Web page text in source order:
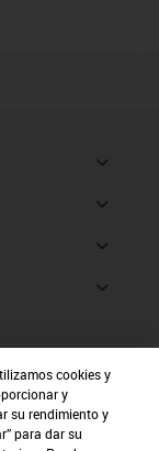
cookies y
y
su rendimiento y
para dar su